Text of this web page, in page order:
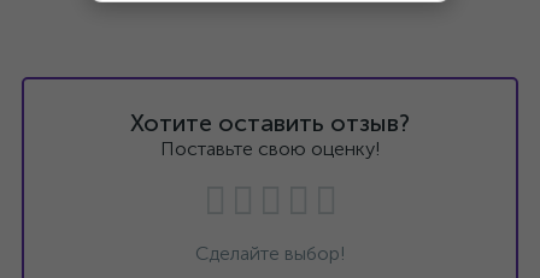
Хотите оставить отзыв?
Поставьте свою оценку!
Сделайте выбор!